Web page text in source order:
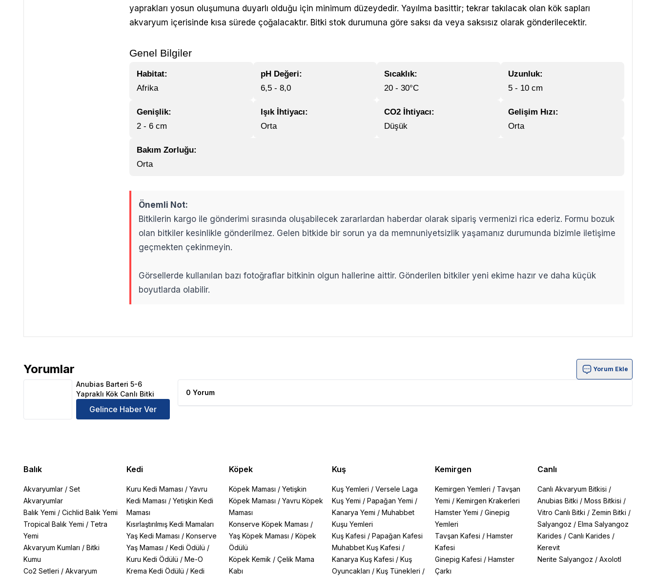
yaprakları yosun oluşumuna duyarlı olduğu için minimum düzeydedir. Yayılma basittir; tekrar takılacak olan kök sapları
akvaryum içerisinde kısa sürede çoğalacaktır. Bitki stok durumuna göre saksı da veya saksısız olarak gönderilecektir.
Genel Bilgiler
Habitat:
Afrika
pH Değeri:
6,5 - 8,0
Sıcaklık:
20 - 30°C
Uzunluk:
5 - 10 cm
Genişlik:
2 - 6 cm
Işık İhtiyacı:
Orta
CO2 İhtiyacı:
Düşük
Gelişim Hızı:
Orta
Bakım Zorluğu:
Orta
Önemli Not:
Bitkilerin kargo ile gönderimi sırasında oluşabilecek zararlardan haberdar olarak sipariş vermenizi rica ederiz. Formu bozuk
olan bitkiler kesinlikle gönderilmez. Gelen bitkide bir sorun ya da memnuniyetsizlik yaşamanız durumunda bizimle iletişime
geçmekten çekinmeyin.
Görsellerde kullanılan bazı fotoğraflar bitkinin olgun hallerine aittir. Gönderilen bitkiler yeni ekime hazır ve daha küçük
boyutlarda olabilir.
Yorumlar
Anubias Barteri 5-6 Yapraklı Kök Canlı Bitki Ürün Yorumları
Yorum Ekle
Anubias Barteri 5-6
Yapraklı Kök Canlı Bitki
Gelince Haber Ver
0 Yorum
Balık
Akvaryumlar / Set
Akvaryumlar
Balık Yemi / Cichlid Balık Yemi
Tropical Balık Yemi / Tetra
Yemi
Akvaryum Kumları / Bitki
Kumu
Co2 Setleri / Akvaryum
Kedi
Kuru Kedi Maması / Yavru
Kedi Maması / Yetişkin Kedi
Maması
Kısırlaştırılmış Kedi Mamaları
Yaş Kedi Maması / Konserve
Yaş Maması / Kedi Ödülü /
Kuru Kedi Ödülü / Me-O
Krema Kedi Ödülü / Kedi
Köpek
Köpek Maması /Yetişkin
Köpek Maması /Yavru Köpek
Maması
Konserve Köpek Maması /
Yaş Köpek Maması /Köpek
Ödülü
Köpek Kemik /Çelik Mama
Kabı
Kuş
Kuş Yemleri / Versele Laga
Kuş Yemi / Papağan Yemi /
Kanarya Yemi / Muhabbet
Kuşu Yemleri
Kuş Kafesi / Papağan Kafesi
Muhabbet Kuş Kafesi /
Kanarya Kuş Kafesi / Kuş
Oyuncakları / Kuş Tünekleri /
Kemirgen
Kemirgen Yemleri / Tavşan
Yemi / Kemirgen Krakerleri
Hamster Yemi / Ginepig
Yemleri
Tavşan Kafesi / Hamster
Kafesi
Ginepig Kafesi / Hamster
Çarkı
Canlı
Canlı Akvaryum Bitkisi /
Anubias Bitki /Moss Bitkisi /
Vitro Canlı Bitki / Zemin Bitki /
Salyangoz /Elma Salyangoz
Karides /Canlı Karides /
Kerevit
Nerite Salyangoz /Axolotl